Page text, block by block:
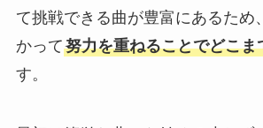
て挑戦できる曲が豊富にあるため
かって努力を重ねることでどこま
す。